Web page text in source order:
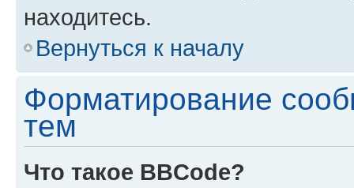
находитесь.
Вернуться к началу
Форматирование
тем
Что такое BBCode?